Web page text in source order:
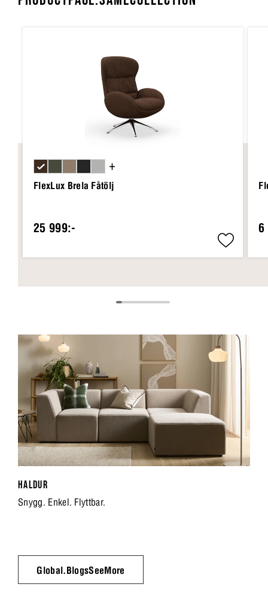
FlexLux Brela Fåtölj
25 999:-
+
6
HALDUR
Snygg. Enkel. Flyttbar.
Global.BlogsSeeMore